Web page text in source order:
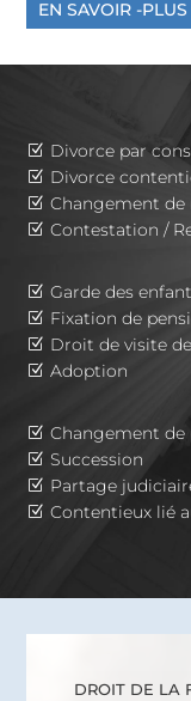
EN SAVOIR -PLUS
Z Divorce par
Z Divorce
Z Changement
Z Contestation /
Z Garde des
Z Fixation de
Z Droit de visite
Z Adoption
Z Changement
Z Succession
Z Partage
Z Contentieux lié
DROIT DE LA